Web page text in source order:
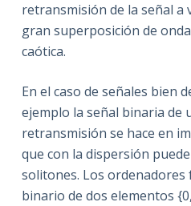
retransmisión de la señal a
gran superposición de
caótica.
En el caso de señales bien
ejemplo la señal binaria de
retransmisión se hace en
que con la dispersión
solitones. Los
binario de dos elementos